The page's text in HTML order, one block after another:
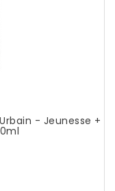
- Jeunesse +